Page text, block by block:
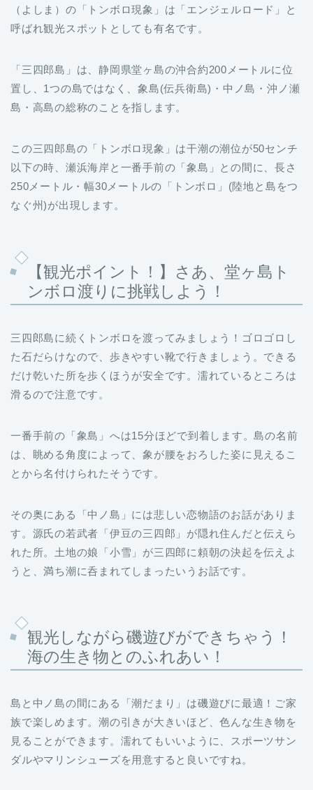
（よしま）の「トンボロ現象」は「エンジェルロード」と
呼ばれ観光スポットとしても有名です。
「三四郎島」は、静岡県堂ヶ島の沖合約200メートルに位
置し、1つの島ではなく、象島(伝兵衛島)・中ノ島・沖ノ瀬
島・高島の総称のことを指します。
この三四郎島の「トンボロ現象」は干潮の潮位が50センチ
以下の時、瀬浜海岸と一番手前の「象島」との間に、長さ
250メートル・幅30メートルの「トンボロ」(陸地と島をつ
なぐ州)が出現します。
【観光ポイント！】さあ、堂ヶ島ト
ンボロ渡りに挑戦しよう！
三四郎島に続くトンボロを渡ってみましょう！ゴロゴロし
た石だらけなので、歩きやすい靴で行きましょう。できる
だけ乾いた所を歩くほうが安全です。濡れているところは
滑るので注意です。
一番手前の「象島」へは15分ほどで到着します。島の名前
は、眺める角度によって、象が腰をおろした姿に見えるこ
とから名付けられたそうです。
その奥にある「中ノ島」には悲しい恋物語のお話がありま
す。源氏の若武者「伊豆の三四郎」が隠れ住んだと伝えら
れた所。土地の娘「小雪」が三四郎に頼朝の決起を伝えよ
うと、満ち潮に呑まれてしまったいうお話です。
観光しながら磯遊びができちゃう！
海の生き物とのふれあい！
島と中ノ島の間にある「潮だまり」は磯遊びに最適！ご家
族で楽しめます。潮の引きが大きいほど、色んな生き物を
見ることができます。濡れてもいいように、スポーツサン
ダルやマリンシューズを用意すると良いですね。